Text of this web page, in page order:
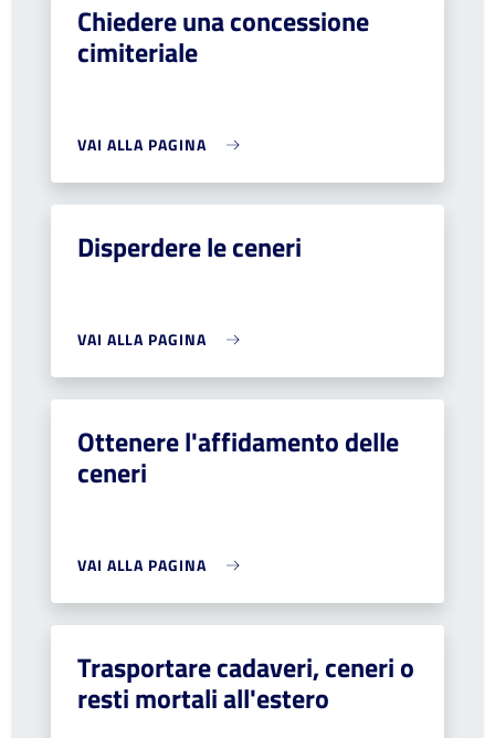
Chiedere una concessione
cimiteriale
VAI ALLA PAGINA
Disperdere le ceneri
VAI ALLA PAGINA
Ottenere l'affidamento delle
ceneri
VAI ALLA PAGINA
Trasportare cadaveri, ceneri o
resti mortali all'estero